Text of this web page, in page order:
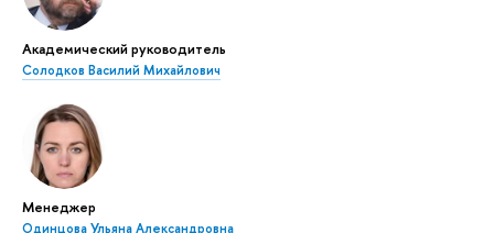
Академический руководитель
Солодков Василий Михайлович
Менеджер
Одинцова Ульяна Александровна